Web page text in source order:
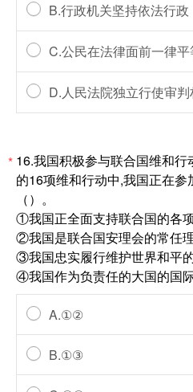
B.行政机关坚持依法行政
C.公民在法律面前一律平
D.人民法院独立行使审判
* 16.我国积极参与联合国维和
的16项维和行动中,我国正在
（）。
①我国正全面支持联合国的各
②我国是联合国安理会的常任
③我国忠实履行维护世界和平
④我国作为负责任的大国的国
A.①②
B.①③